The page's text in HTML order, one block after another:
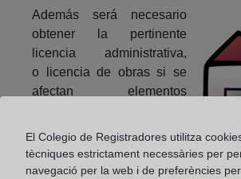
Además será necesario
obtener la pertinente
licencia administrativa,
o licencia de obras si se
afectan elementos
de la administración
competente, generalmente
El Colegio de Registradores utilitza
tècniques estrictament necessàries per
navegació per la web i de preferències